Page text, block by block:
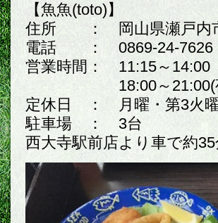
【魚魚(toto)】
住所 ： 岡山県瀬戸内市
電話 ： 0869-24-7626
営業時間： 11:15～14:00
18:00～21:00(夜
定休日 ： 月曜・第3火曜
駐車場 ： 3台
西大寺駅前店より車で約35